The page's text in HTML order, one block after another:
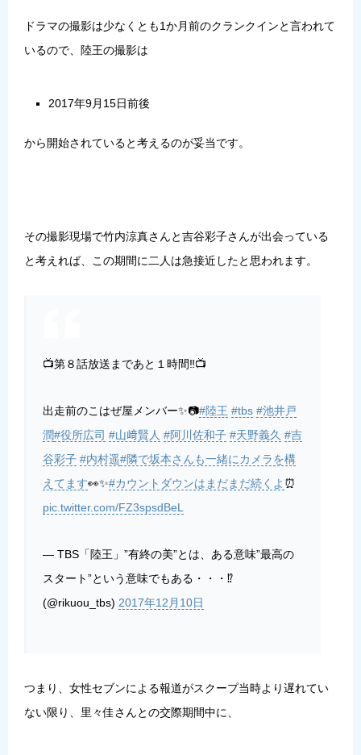
ドラマの撮影は少なくとも1か月前のクランクインと言われて
いるので、陸王の撮影は
2017年9月15日前後
から開始されていると考えるのが妥当です。
その撮影現場で竹内涼真さんと吉谷彩子さんが出会っている
と考えれば、この期間に二人は急接近したと思われます。
📺第８話放送まであと１時間‼️📺
出走前のこはぜ屋メンバー✨📷#陸王 #tbs #池井戸
潤#役所広司 #山﨑賢人 #阿川佐和子 #天野義久 #吉
谷彩子 #内村遥#隣で坂本さんも一緒にカメラを構
えてます👀✨#カウントダウンはまだまだ続くよ ⏰
pic.twitter.com/FZ3spsdBeL
— TBS「陸王」”有終の美”とは、ある意味”最高の
スタート”という意味でもある・・・⁉️
(@rikuou_tbs) 2017年12月10日
つまり、女性セブンによる報道がスクープ当時より遅れてい
ない限り、里々佳さんとの交際期間中に、